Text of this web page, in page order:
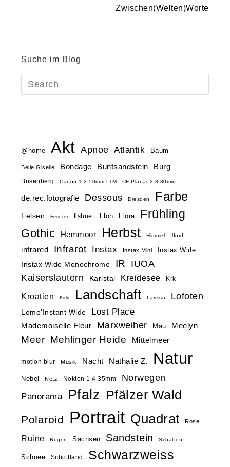
Zwischen(Welten)Worte
Suche im Blog
@home Akt Apnoe Atlantik Baum
Belle Giselle Bondage Buntsandstein Burg
Busenberg Canon 1.2 50mm LTM CF Planar 2.8 80mm
de.rec.fotografie Dessous Dresden Farbe
Felsen Fenster fishnet Floh Flora Frühling
Gothic Hemmoor Herbst Himmel Ilford
infrared Infrarot Instax Instax Mini
Instax Wide
Instax Wide Monochrome
IR
IUOA
Kaiserslautern
Karlstal Kreidesee Krk
Kroatien Köln Landschaft Larissa Lofoten
Lomo'Instant Wide Lost Place
Mademoiselle Fleur Marxweiher Mau Meelyn
Meer Mehlinger Heide Mittelmeer
motion blur Musik Nacht Nathalie Z. Natur
Nebel Netz Nokton 1.4 35mm Norwegen
Panorama Pfalz Pfälzer Wald
Polaroid Portrait Quadrat Rose
Ruine Rügen Sachsen Sandstein Schatten
Schnee Schottland Schwarzweiss